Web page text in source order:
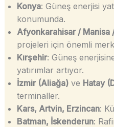
Konya: Güneş enerjisi
konumunda.
Afyonkarahisar / Manisa
projeleri için önemli
Kırşehir: Güneş
yatırımlar artıyor.
İzmir (Aliağa)ve Hatay
terminaller.
Kars, Artvin, Erzincan:
Batman, İskenderun: